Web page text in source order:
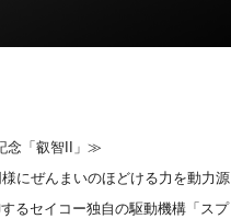
念「叡智II」≫
にぜんまいのほどける力を動力
るセイコー独自の駆動機構「ス